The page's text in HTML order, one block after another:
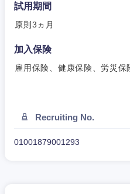
試用期間
原則3ヵ月
加入保険
雇用保険、健康保険、労災保
Recruiting No.
01001879001293
近畿地方